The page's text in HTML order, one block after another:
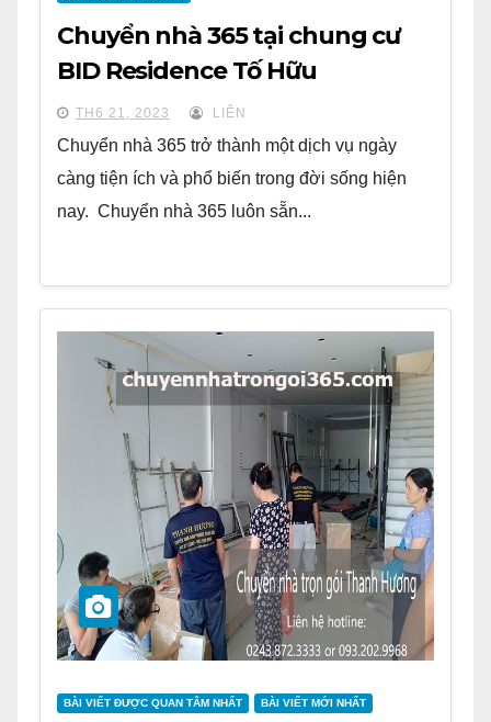
Chuyển nhà 365 tại chung cư
BID Residence Tố Hữu
TH6 21, 2023 LIÊN
Chuyển nhà 365 trở thành một dịch vụ ngày
càng tiện ích và phổ biến trong đời sống hiện
nay. Chuyển nhà 365 luôn sẵn...
BÀI VIẾT ĐƯỢC QUAN TÂM NHẤT BÀI VIẾT MỚI NHẤT